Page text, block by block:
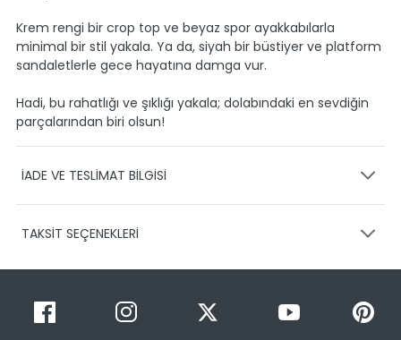
Krem rengi bir crop top ve beyaz spor ayakkabılarla
minimal bir stil yakala. Ya da, siyah bir büstiyer ve platform
sandaletlerle gece hayatına damga vur.
Hadi, bu rahatlığı ve şıklığı yakala; dolabındaki en sevdiğin
parçalarından biri olsun!
İADE VE TESLİMAT BİLGİSİ
Ürünlerinizin gönderimini anlaşmalı olduğumuz PTT,
1-3 iş günü içerisinde kargoya teslim edilir.
Siparişimin kargo takibini nasıl yapabilirim?
TAKSİT SEÇENEKLERİ
Taksit Sayısı Taksit Miktarı
Taksitli Tutar
Toplam